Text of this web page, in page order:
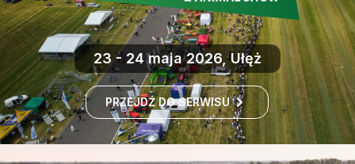
23 - 24 maja 2026, Ułęż
PRZEJDŹ DO SERWISU